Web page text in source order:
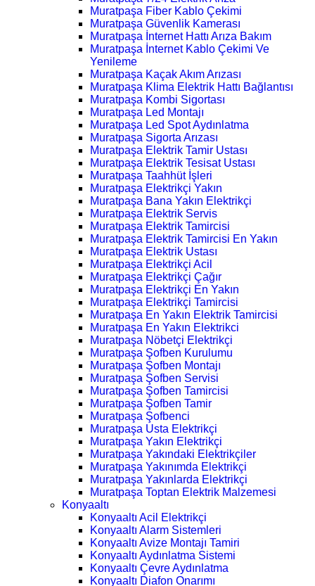
Muratpaşa Fiber Kablo Çekimi
Muratpaşa Güvenlik Kamerası
Muratpaşa İnternet Hattı Arıza Bakım
Muratpaşa İnternet Kablo Çekimi Ve
Yenileme
Muratpaşa Kaçak Akım Arızası
Muratpaşa Klima Elektrik Hattı Bağlantısı
Muratpaşa Kombi Sigortası
Muratpaşa Led Montajı
Muratpaşa Led Spot Aydınlatma
Muratpaşa Sigorta Arızası
Muratpaşa Elektrik Tamir Ustası
Muratpaşa Elektrik Tesisat Ustası
Muratpaşa Taahhüt İşleri
Muratpaşa Elektrikçi Yakın
Muratpaşa Bana Yakın Elektrikçi
Muratpaşa Elektrik Servis
Muratpaşa Elektrik Tamircisi
Muratpaşa Elektrik Tamircisi En Yakın
Muratpaşa Elektrik Ustası
Muratpaşa Elektrikçi Acil
Muratpaşa Elektrikçi Çağır
Muratpaşa Elektrikçi En Yakın
Muratpaşa Elektrikçi Tamircisi
Muratpaşa En Yakın Elektrik Tamircisi
Muratpaşa En Yakın Elektrikci
Muratpaşa Nöbetçi Elektrikçi
Muratpaşa Şofben Kurulumu
Muratpaşa Şofben Montajı
Muratpaşa Şofben Servisi
Muratpaşa Şofben Tamircisi
Muratpaşa Şofben Tamir
Muratpaşa Şofbenci
Muratpaşa Usta Elektrikçi
Muratpaşa Yakın Elektrikçi
Muratpaşa Yakındaki Elektrikçiler
Muratpaşa Yakınımda Elektrikçi
Muratpaşa Yakınlarda Elektrikçi
Muratpaşa Toptan Elektrik Malzemesi
Konyaaltı
Konyaaltı Acil Elektrikçi
Konyaaltı Alarm Sistemleri
Konyaaltı Avize Montajı Tamiri
Konyaaltı Aydınlatma Sistemi
Konyaaltı Çevre Aydınlatma
Konyaaltı Diafon Onarımı